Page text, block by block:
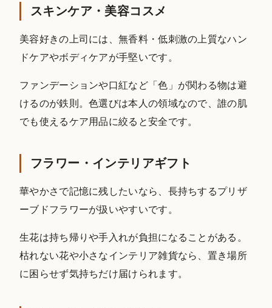
スキンケア・美容コスメ
美容好きの上司には、無香料・低刺激の上質なハン
ドケアやボディケアが手堅いです。
ファンデーションや口紅など「色」が関わる物は避
けるのが鉄則。色選びは本人の領域なので、誰の肌
でも使えるケア用品に絞ると安全です。
フラワー・インテリアギフト
華やかさで記憶に残したいなら、長持ちするプリザ
ーブドフラワーが扱いやすいです。
生花は持ち帰りや手入れが負担になることがある。
枯れない花や小さなインテリア雑貨なら、置き場所
に困らせず気持ちだけ届けられます。